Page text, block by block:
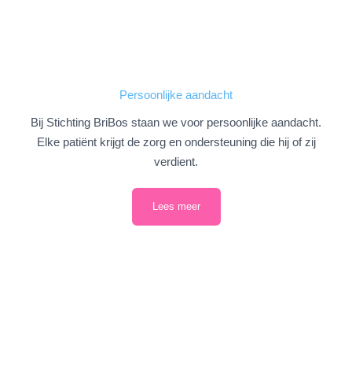
Persoonlijke aandacht
Bij Stichting BriBos staan we voor persoonlijke aandacht.
Elke patiënt krijgt de zorg en ondersteuning die hij of zij
verdient.
Lees meer